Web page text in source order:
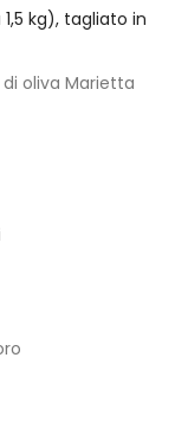
kg), tagliato in
oliva Marietta